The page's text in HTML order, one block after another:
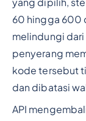
60 hingga 600
melindungi
penyerang
kode tersebut
dan dibatasi
API